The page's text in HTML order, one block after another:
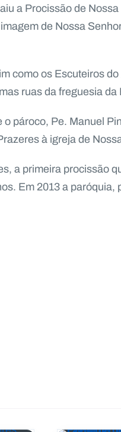
a Procissão de
de Nossa
como os Escuteiros
ruas da freguesia da
o pároco, Pe. Manuel
à igreja de
a primeira procissão
Em 2013 a